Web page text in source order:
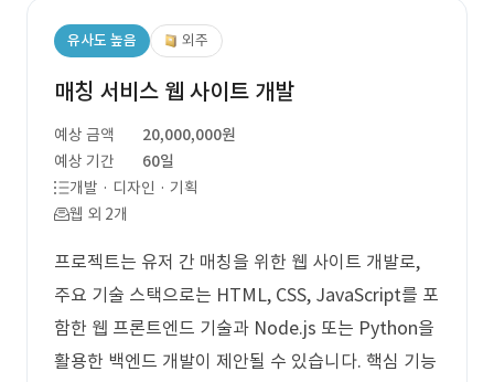
유사도 높음 외주
매칭 서비스 웹 사이트 개발
예상 금액
20,000,000원
예상 기간
60일
개발 · 디자인 · 기획
웹 외 2개
프로젝트는 유저 간 매칭을 위한 웹 사이트 개발로,
주요 기술 스택으로는 HTML, CSS, JavaScript를 포
함한 웹 프론트엔드 기술과 Node.js 또는 Python을
활용한 백엔드 개발이 제안될 수 있습니다. 핵심 기능